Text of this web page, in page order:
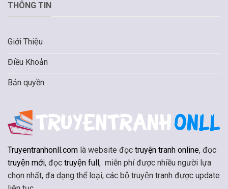
THÔNG TIN
Giới Thiệu
Điều Khoản
Bản quyền
Truyentranhonll.com là website đọc truyện tranh online, đọc
truyện mới, đọc truyện full, miễn phí được nhiều người lựa
chọn nhất, đa dạng thể loại, các bộ truyện tranh được update